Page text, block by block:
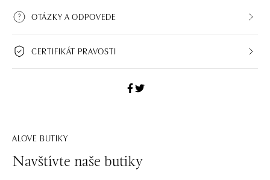
OTÁZKY A ODPOVEDE
CERTIFIKÁT PRAVOSTI
ALOVE BUTIKY
Navštívte naše butiky